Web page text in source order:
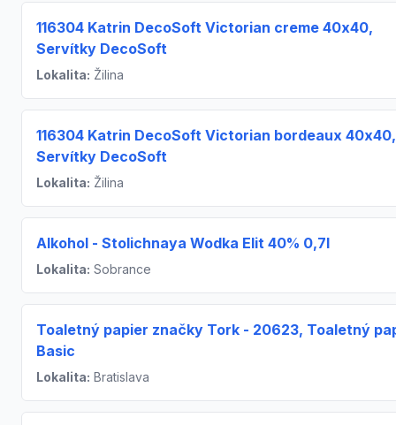
116304 Katrin DecoSoft Victorian creme 40x40,
Servítky DecoSoft
Lokalita: Žilina
116304 Katrin DecoSoft Victorian bordeaux 40x40,
Servítky DecoSoft
Lokalita: Žilina
Alkohol - Stolichnaya Wodka Elit 40% 0,7l
Lokalita: Sobrance
Toaletný papier značky Tork - 20623, Toaletný
Basic
Lokalita: Bratislava